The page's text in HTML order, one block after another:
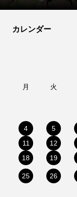
カレンダー
月 火
4 5
11
12
18
19
25 26